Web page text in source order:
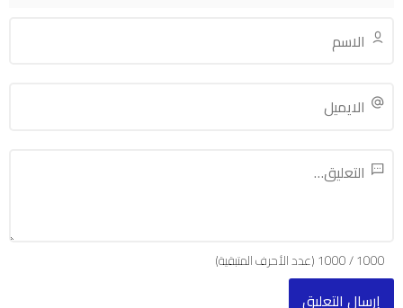
1000
/
1000(عدد الأحرف المتبقية)